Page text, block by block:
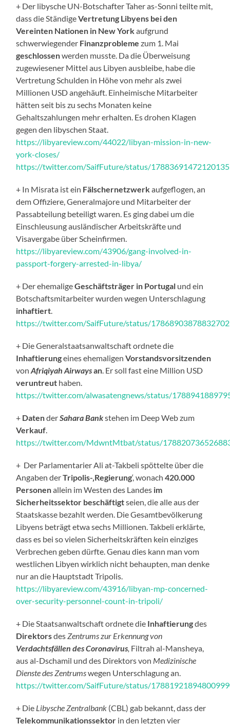
+ Der libysche UN-Botschafter Taher as-Sonni teilte mit,
dass die StändigeVertretung Libyens bei den
Vereinten Nationen in New Yorkaufgrund
schwerwiegender Finanzprobleme zum 1. Mai
geschlossenwerden musste. Da die Überweisung
zugewiesener Mittel aus Libyen ausbleibe, habe die
Vertretung Schulden in Höhe von mehr als zwei
Millionen USD angehäuft. Einheimische Mitarbeiter
hätten seit bis zu sechs Monaten keine
Gehaltszahlungen mehr erhalten. Es drohen Klagen
gegen den libyschen Staat.
https://libyareview.com/44022/libyan-mission-in-new-
york-closes/
https://twitter.com/SaifFuture/status/
+ In Misrata ist ein Fälschernetzwerkaufgeflogen, an
dem Offiziere, Generalmajore und Mitarbeiter der
Passabteilung beteiligt waren. Es ging dabei um die
Einschleusung ausländischer Arbeitskräfte und
Visavergabe über Scheinfirmen.
https://libyareview.com/43906/gang-involved-in-
passport-forgery-arrested-in-libya/
+ Der ehemaligeGeschäftsträger in Portugal und ein
Botschaftsmitarbeiter wurden wegen Unterschlagung
inhaftiert
https://twitter.com/SaifFuture/status/
+ Die Generalstaatsanwaltschaft ordnete die
Inhaftierungeines ehemaligenVorstandsvorsitzenden
vonAfriqiyah Airwaysan . Er soll fast eine Million USD
veruntreut haben.
https://twitter.com/alwasatengnews/status/
+ DatenderSahara Bankstehen im Deep Web zum
Verkauf
https://twitter.com/MdwntMtbat/status/
+ Der Parlamentarier Ali at-Takbeli spöttelte über die
Angaben derTripolis-‚Regierung‘, wonach420.000
Personenallein im Westen des Landes im
Sicherheitssektor beschäftigtseien, die alle aus der
Staatskasse bezahlt werden. Die Gesamtbevölkerung
Libyens beträgt etwa sechs Millionen. Takbeli erklärte,
dass es bei so vielen Sicherheitskräften kein einziges
Verbrechen geben dürfte. Genau dies kann man vom
westlichen Libyen wirklich nicht behaupten, man denke
nur an die Hauptstadt Tripolis.
https://libyareview.com/43916/libyan-mp-concerned-
over-security-personnel-count-in-tripoli/
+ Die Staatsanwaltschaft ordnete die Inhaftierungdes
Direktorsdes Zentrums zur Erkennung von
Verdachtsfällen des Coronavirus Filtrah al-Mansheya,
aus al-Dschamil und des Direktors von Medizinische
Dienste des Zentrumswegen Unterschlagung an.
https://twitter.com/SaifFuture/status/
+ Die Libysche Zentralbank (CBL) gab bekannt, dass der
Telekommunikationssektor in den letzten vier